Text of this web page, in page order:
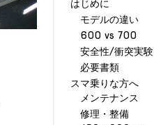
はじめに
モデルの違い
600 vs 700
安全性/衝突実験
必要書類
スマ乗りな方へ
メンテナンス
修理・整備